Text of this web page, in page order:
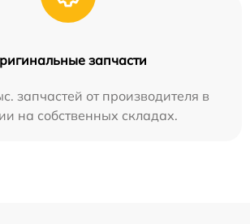
запчасти
запчастей от производителя в
на собственных складах.